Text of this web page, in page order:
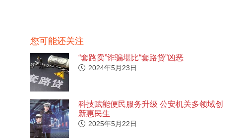
您可能还关注
“套路卖”诈骗堪比“套路贷”凶恶
2024年5月23日
科技赋能便民服务升级 公安机关多领域创
新惠民生
2025年5月22日